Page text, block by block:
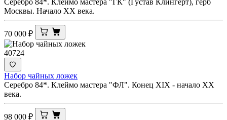
Москвы. Начало ХХ века.
70 000 ₽
40724
Набор чайных ложек
Серебро 84*. Клеймо мастера "ФЛ". Конец XIX - начало ХХ
века.
98 000 ₽